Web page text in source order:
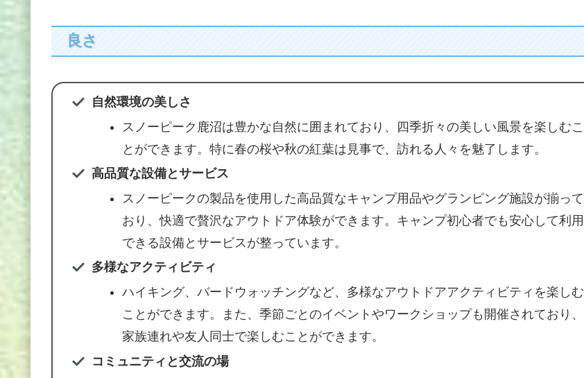
良さ
自然環境の美しさ
スノーピーク鹿沼は豊かな自然に囲まれており、四季折々の美しい風景を楽しむこ
とができます。特に春の桜や秋の紅葉は見事で、訪れる人々を魅了します。
高品質な設備とサービス
スノーピークの製品を使用した高品質なキャンプ用品やグランピング施設が揃って
おり、快適で贅沢なアウトドア体験ができます。キャンプ初心者でも安心して利用
できる設備とサービスが整っています。
多様なアクティビティ
ハイキング、バードウォッチングなど、多様なアウトドアアクティビティを楽しむ
ことができます。また、季節ごとのイベントやワークショップも開催されており、
家族連れや友人同士で楽しむことができます。
コミュニティと交流の場